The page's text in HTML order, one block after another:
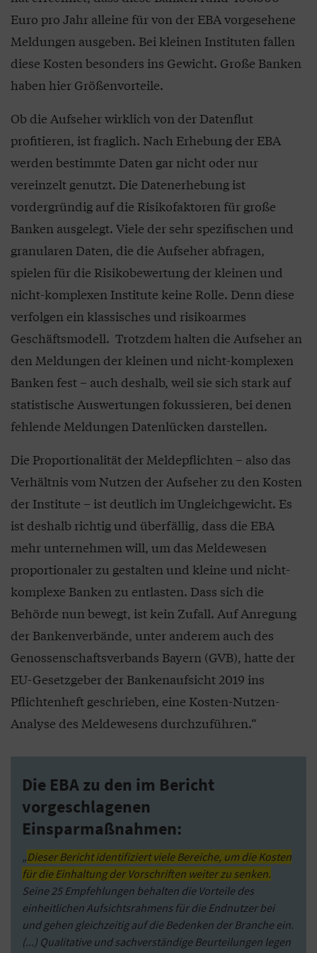
Euro pro Jahr alleine für von der EBA vorgesehene
Meldungen ausgeben. Bei kleinen Instituten fallen
diese Kosten besonders ins Gewicht. Große Banken
haben hier Größenvorteile.
Ob die Aufseher wirklich von der Datenflut
profitieren, ist fraglich. Nach Erhebung der EBA
werden bestimmte Daten gar nicht oder nur
vereinzelt genutzt. Die Datenerhebung ist
vordergründig auf die Risikofaktoren für große
Banken ausgelegt. Viele der sehr spezifischen und
granularen Daten, die die Aufseher abfragen,
spielen für die Risikobewertung der kleinen und
nicht-komplexen Institute keine Rolle. Denn diese
verfolgen ein klassisches und risikoarmes
Geschäftsmodell. Trotzdem halten die Aufseher an
den Meldungen der kleinen und nicht-komplexen
Banken fest – auch deshalb, weil sie sich stark auf
statistische Auswertungen fokussieren, bei denen
fehlende Meldungen Datenlücken darstellen.
Die Proportionalität der Meldepflichten – also das
Verhältnis vom Nutzen der Aufseher zu den Kosten
der Institute – ist deutlich im Ungleichgewicht. Es
ist deshalb richtig und überfällig, dass die EBA
mehr unternehmen will, um das Meldewesen
proportionaler zu gestalten und kleine und nicht-
komplexe Banken zu entlasten. Dass sich die
Behörde nun bewegt, ist kein Zufall. Auf Anregung
der Bankenverbände, unter anderem auch des
Genossenschaftsverbands Bayern (GVB), hatte der
EU-Gesetzgeber der Bankenaufsicht 2019 ins
Pflichtenheft geschrieben, eine Kosten-Nutzen-
Analyse des Meldewesens durchzuführen.“
Die EBA zu den im Bericht
vorgeschlagenen
Einsparmaßnahmen:
„Dieser Bericht identifiziert viele Bereiche, um die Kosten
für die Einhaltung der Vorschriften weiter zu senken.
Seine 25 Empfehlungen behalten die Vorteile des
einheitlichen Aufsichtsrahmens für die Endnutzer bei
und gehen gleichzeitig auf die Bedenken der Branche ein.
(...) Qualitative und sachverständige Beurteilungen legen